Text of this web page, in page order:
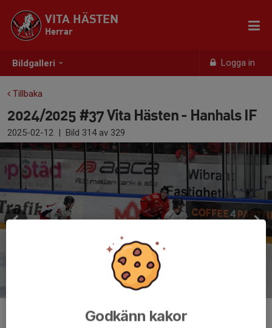
Bildgalleri Logga in
VITA HÄSTEN
Herrar
Tillbaka
2024/2025 #37 Vita Hästen - Hanhals IF
2025-02-12 | Bild 314av 329
Godkänn kakor